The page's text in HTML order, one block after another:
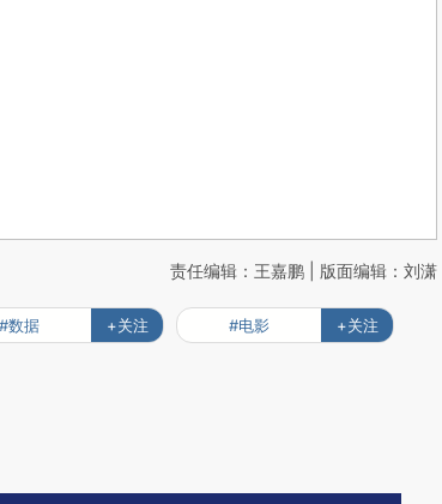
责任编辑：王嘉鹏 | 版面编辑：刘潇
#数据 +关注 #电影 +关注